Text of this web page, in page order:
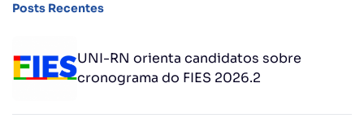
Posts Recentes
UNI-RN orienta candidatos sobre
cronograma do FIES 2026.2